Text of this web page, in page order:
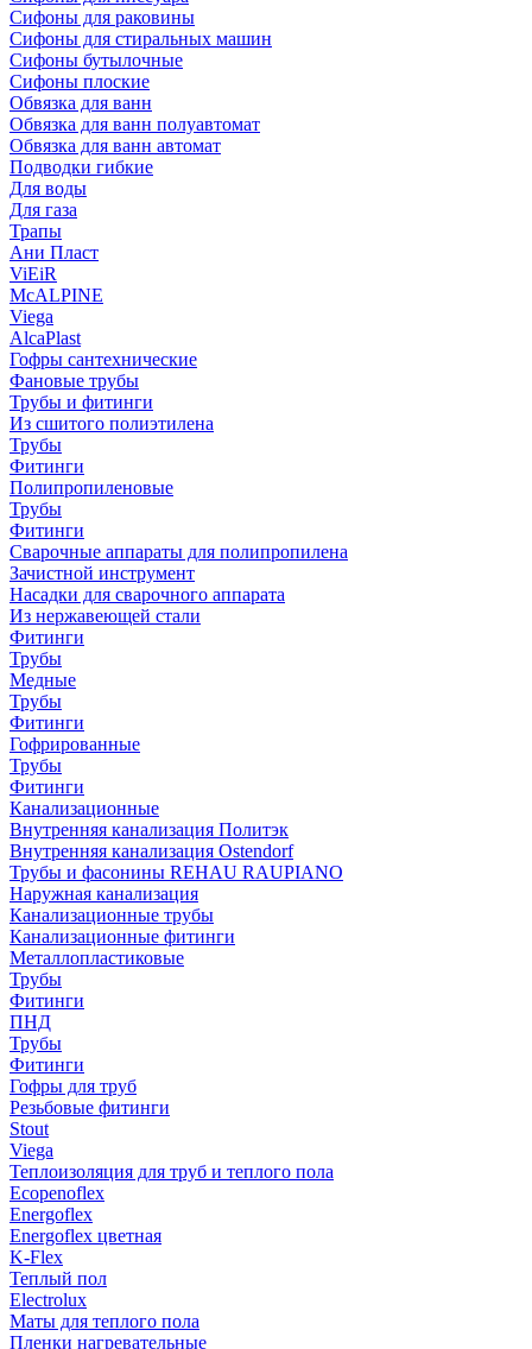
Сифоны для раковины
Сифоны для стиральных машин
Сифоны бутылочные
Сифоны плоские
Обвязка для ванн
Обвязка для ванн полуавтомат
Обвязка для ванн автомат
Подводки гибкие
Для воды
Для газа
Трапы
Ани Пласт
ViEiR
McALPINE
Viega
AlcaPlast
Гофры сантехнические
Фановые трубы
Трубы и фитинги
Из сшитого полиэтилена
Трубы
Фитинги
Полипропиленовые
Трубы
Фитинги
Сварочные аппараты для полипропилена
Зачистной инструмент
Насадки для сварочного аппарата
Из нержавеющей стали
Фитинги
Трубы
Медные
Трубы
Фитинги
Гофрированные
Трубы
Фитинги
Канализационные
Внутренняя канализация Политэк
Внутренняя канализация Ostendorf
Трубы и фасонины REHAU RAUPIANO
Наружная канализация
Канализационные трубы
Канализационные фитинги
Металлопластиковые
Трубы
Фитинги
ПНД
Трубы
Фитинги
Гофры для труб
Резьбовые фитинги
Stout
Viega
Теплоизоляция для труб и теплого пола
Ecopenoflex
Energoflex
Energoflex цветная
K-Flex
Теплый пол
Electrolux
Маты для теплого пола
Пленки нагревательные